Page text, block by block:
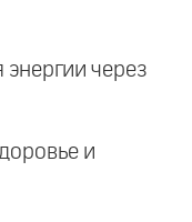
через
и